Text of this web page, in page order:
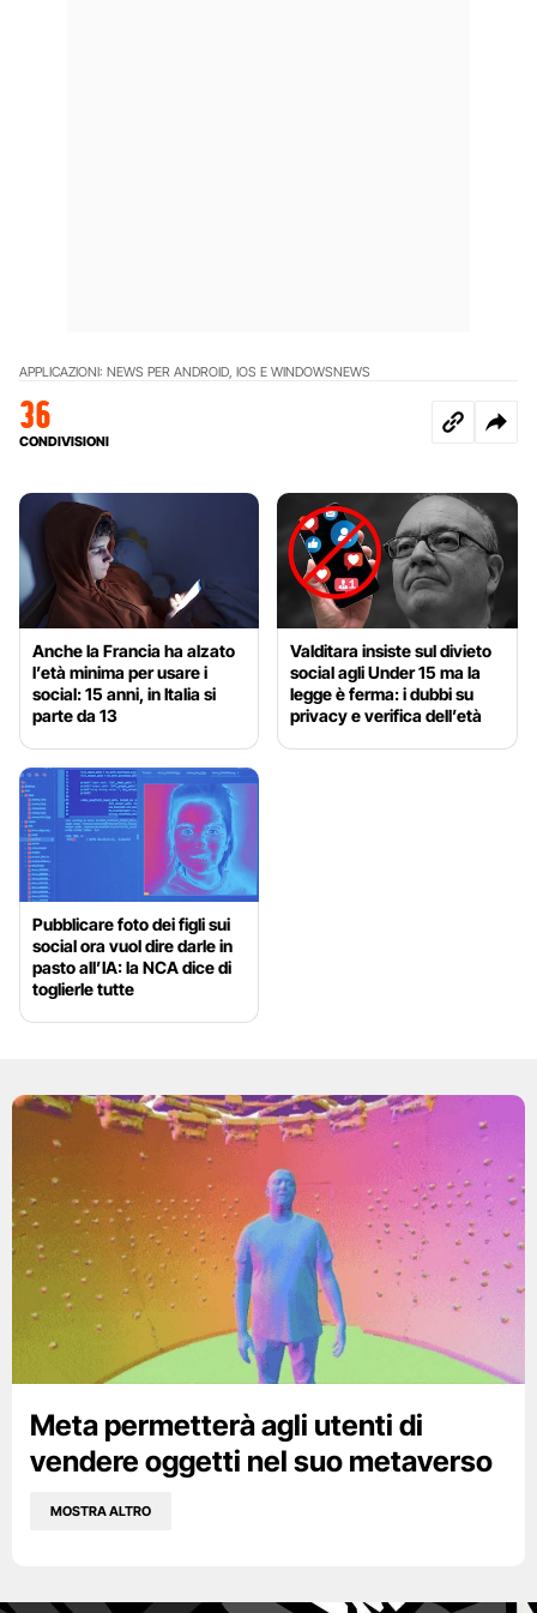
APPLICAZIONI: NEWS PER ANDROID, IOS E WINDOWSNEWS
36
CONDIVISIONI
Anche la Francia ha alzato
l’età minima per usare i
social: 15 anni, in Italia si
parte da 13
Valditara insiste sul divieto
social agli Under 15 ma la
legge è ferma: i dubbi su
privacy e verifica dell’età
Pubblicare foto dei figli sui
social ora vuol dire darle in
pasto all’IA: la NCA dice di
toglierle tutte
Meta permetterà agli utenti di
vendere oggetti nel suo metaverso
MOSTRA ALTRO